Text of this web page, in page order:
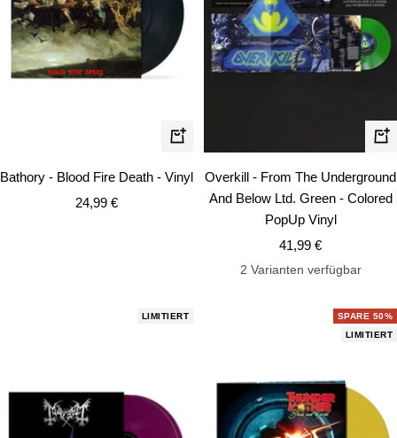
In
Warenkorb
Bathory - Blood Fire Death - Vinyl
Angebotspreis
24,99 €
In
Overkill - From The Underground
And Below Ltd. Green - Colored
PopUp Vinyl
Angebotspreis
41,99 €
2 Varianten verfügbar
LIMITIERT
SPARE 50%
LIMITIERT